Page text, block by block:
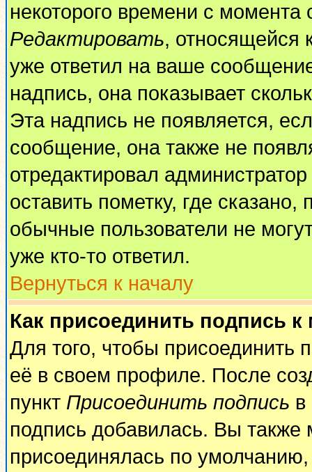
некоторого времени с
Редактировать, относящейся
уже ответил на ваше
надпись, она показывает
Эта надпись не появляется,
сообщение, она также не
отредактировал
оставить пометку, где
обычные пользователи не
уже кто-то ответил.
Вернуться к началу
Как присоединить подпись
Для того, чтобы присоединить
её в своем профиле. После
пункт Присоединить подпись
подпись добавилась. Вы также
присоединялась по